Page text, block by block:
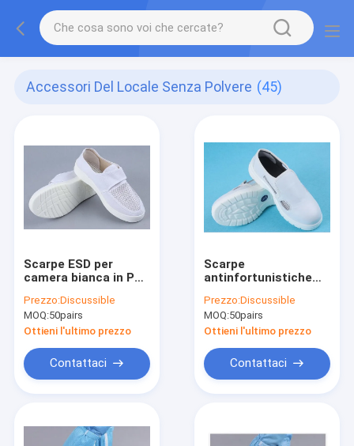
Accessori Del Locale Senza Polvere (45)
Scarpe ESD per
camera bianca in PU
Traspiranti su tre
lati, Velcro, per
alimenti e
farmaceutica
Prezzo:Discussible
MOQ:50pairs
Ottieni l'ultimo prezzo
Contattaci
Scarpe
antinfortunistiche
4-Mesh con apertura
laterale bianca - PU e
tela, antistatiche e
anti-collisione, taglia
34-46
Prezzo:Discussible
MOQ:50pairs
Ottieni l'ultimo prezzo
Contattaci